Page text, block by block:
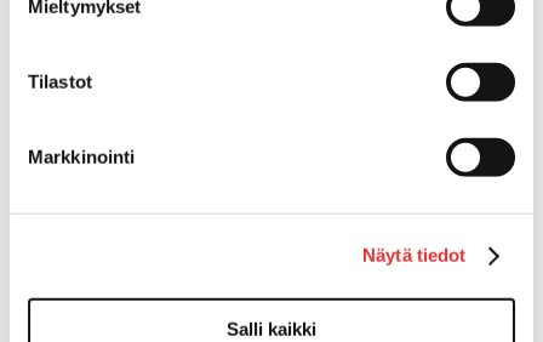
Mieltymykset
Tilastot
Markkinointi
Näytä tiedot
Salli kaikki
Reuna-, köli-, törmäyslistat ja kansikate
SUP-laudan telineet
Kuljetusrampit